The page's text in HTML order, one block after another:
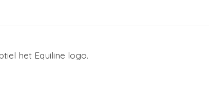
het Equiline logo.